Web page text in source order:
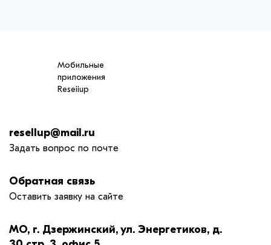
Мобильные
приложения
Reseiiup
resellup@mail.ru
Задать вопрос по почте
Обратная связь
Оставить заявку на сайте
МО, г. Дзержинский, ул. Энергетиков, д.